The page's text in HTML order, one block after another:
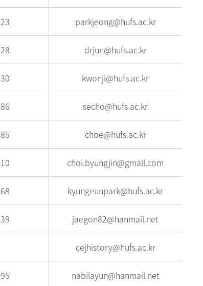
parkjeong@hufs.ac.kr
drjun@hufs.ac.kr
kwonji@hufs.ac.kr
secho@hufs.ac.kr
choe@hufs.ac.kr
choi.byungjin@gmail.com
kyungeunpark@hufs.ac.kr
jaegon82@hanmail.net
cejhistory@hufs.ac.kr
nabilayun@hanmail.net